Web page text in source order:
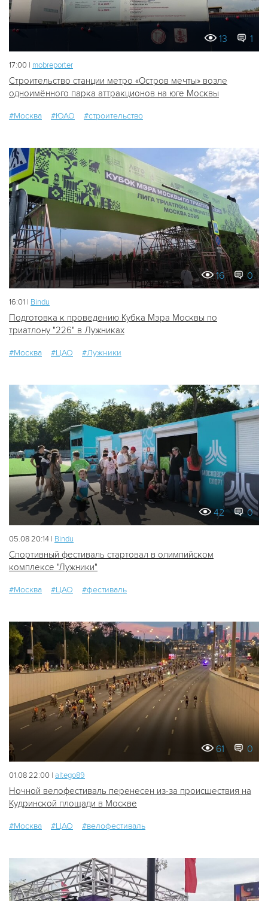
13 1
17:00 | mobreporter
Строительство станции метро «Остров мечты» возле
одноимённого парка аттракционов на юге Москвы
#Москва #ЮАО #строительство
16 0
16:01 | Bindu
Подготовка к проведению Кубка Мэра Москвы по
триатлону "226" в Лужниках
#Москва #ЦАО #Лужники
42 0
05.08 20:14 | Bindu
Спортивный фестиваль стартовал в олимпийском
комплексе "Лужники"
#Москва #ЦАО #фестиваль
61 0
01.08 22:00 | altego89
Ночной велофестиваль перенесен из-за происшествия на
Кудринской площади в Москве
#Москва #ЦАО #велофестиваль